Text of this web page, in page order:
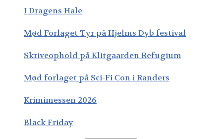
I Dragens Hale
Mød Forlaget Tyr på Hjelms Dyb festival
Skriveophold på Klitgaarden Refugium
Mød forlaget på Sci-Fi Con i Randers
Krimimessen 2026
Black Friday